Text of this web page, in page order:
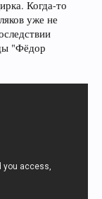
Когда-то
уже не
"Фёдор